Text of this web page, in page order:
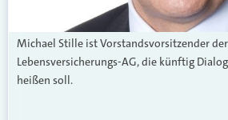
Michael Stille ist Vorstandsvorsitzender
Lebensversicherungs-AG, die künftig
heißen soll.